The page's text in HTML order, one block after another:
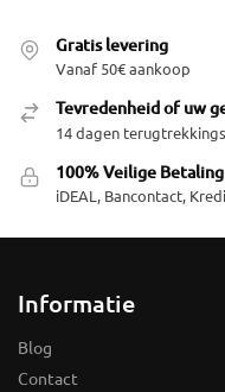
Gratis levering
Vanaf 50€ aankoop
Tevredenheid of uw
14 dagen
100% Veilige Betaling
iDEAL, Bancontact,
Informatie
Blog
Contact